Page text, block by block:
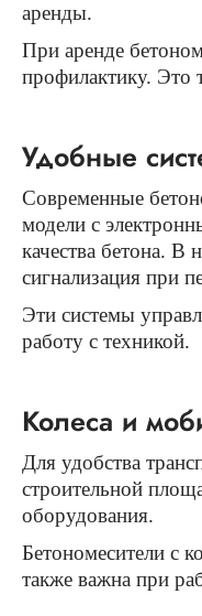
аренды.
При аренде
профилактику. Это
Удобные
Современные
модели с
качества бетона. В
сигнализация при
Эти системы
работу с техникой.
Колеса и
Для удобства
строительной
оборудования.
Бетономесители с
также важна при